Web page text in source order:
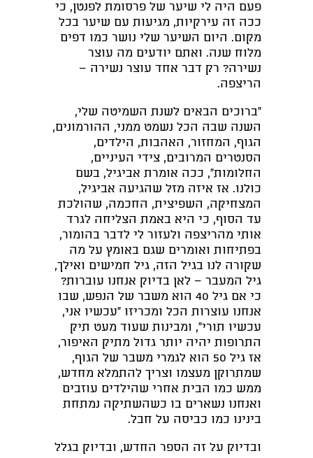
פעם היה לי שיער של פרסומת לפנטן, כי
ככה זה עירקיות, מגיעות עם שיער בכל
מקום. היום השיער שלי נושר כמו דפים
מלוח שנה. ואתם יודעים מה עוצר
נשירה? רק דבר אחד עוצר נשירה –
הריצפה.
"ברוכים הבאים לשנת השמיטה שלי,
השנה שבה הכל נשמט ממני, ההורמונים,
הגוף, המחזור, האהבות, הילדים,
הסנטרים המרובים, צידי העיניים,
החלומות", ככה אומרת אביגיל, בשם
כולנו. אז איזה מזל שהגיעה אביגיל,
המצחיקה, השפיצית, החכמה, שהולכת
עד הסוף, כי היא באמת הצליחה לגרד
אותי מהריצפה ולעזור לי לדבר בהומור,
בפתיחות ואומרים שגם באומץ על מה
שקורה לנו בגיל הזה, גיל חמישים ואילך,
גיל המעבר – לאן בדיוק אנחנו עוברות?
כי אם גיל 40 הוא משבר של הנפש, שבו
אנחנו עוצרות הכל ומכריזו "עכשיו אני,
עכשיו תורי", ומבינות שעוד מעט תיק
התרופות יהיה יותר גדול מתיק האיפור,
אז גיל 50 הוא לגמרי משבר של הגוף,
שמתרוקן מעצמו וצריך להתמלא מחדש,
ממש כמו הבית אחרי שהילדים עוזבים
ואנחנו נשארים בו כשהשתיקה נמתחת
בינינו כמו כביסה על חבל.
ובדיוק על זה הספר החדש, ובדיוק בגלל